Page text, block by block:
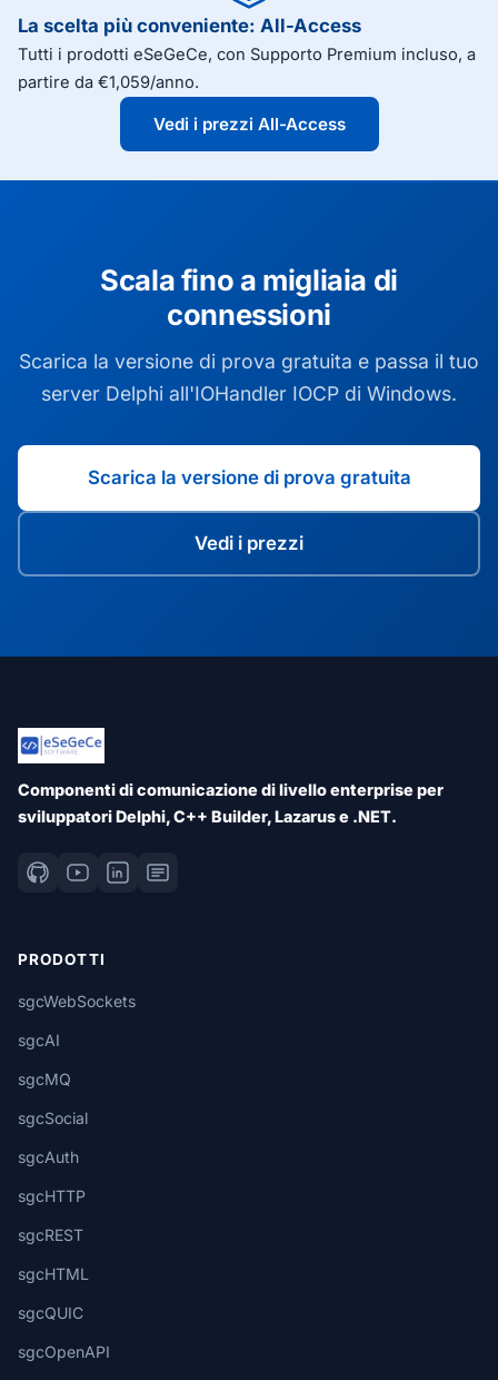
La scelta più conveniente: All-Access
Tutti i prodotti eSeGeCe, con Supporto Premium incluso, a
partire da €1,059/anno.
Vedi i prezzi All-Access
Scala fino a migliaia di
connessioni
Scarica la versione di prova gratuita e passa il tuo
server Delphi all'IOHandler IOCP di Windows.
Scarica la versione di prova gratuita
Vedi i prezzi
Componenti di comunicazione di livello enterprise per
sviluppatori Delphi, C++ Builder, Lazarus e .NET.
PRODOTTI
sgcWebSockets
sgcAI
sgcMQ
sgcSocial
sgcAuth
sgcHTTP
sgcREST
sgcHTML
sgcQUIC
sgcOpenAPI